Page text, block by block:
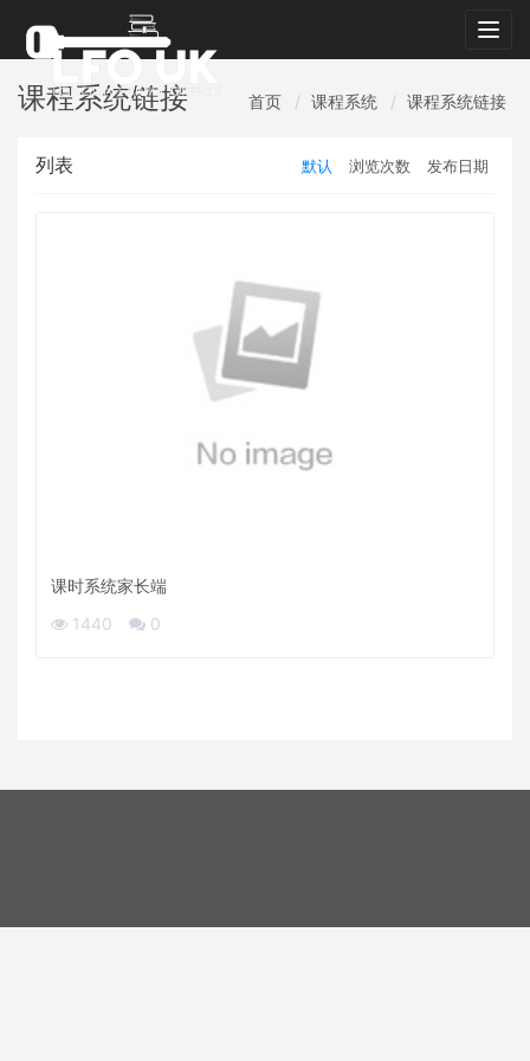
课程系统链接 首页 课程系统 课程系统链接
列表 默认 浏览次数 发布日期
课时系统家长端
1440
0